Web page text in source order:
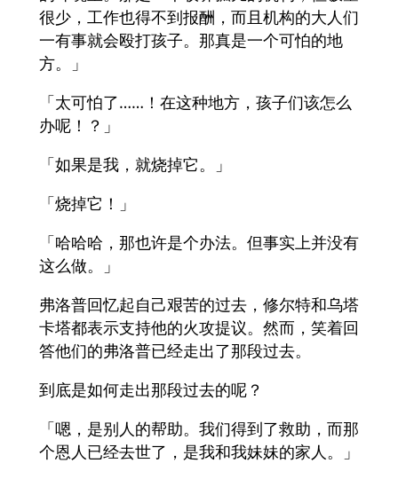
很少，工作也得不到报酬，而且机构的大人们
一有事就会殴打孩子。那真是一个可怕的地
方。」
「太可怕了……！在这种地方，孩子们该怎么
办呢！？」
「如果是我，就烧掉它。」
「烧掉它！」
「哈哈哈，那也许是个办法。但事实上并没有
这么做。」
弗洛普回忆起自己艰苦的过去，修尔特和乌塔
卡塔都表示支持他的火攻提议。然而，笑着回
答他们的弗洛普已经走出了那段过去。
到底是如何走出那段过去的呢？
「嗯，是别人的帮助。我们得到了救助，而那
个恩人已经去世了，是我和我妹妹的家人。」